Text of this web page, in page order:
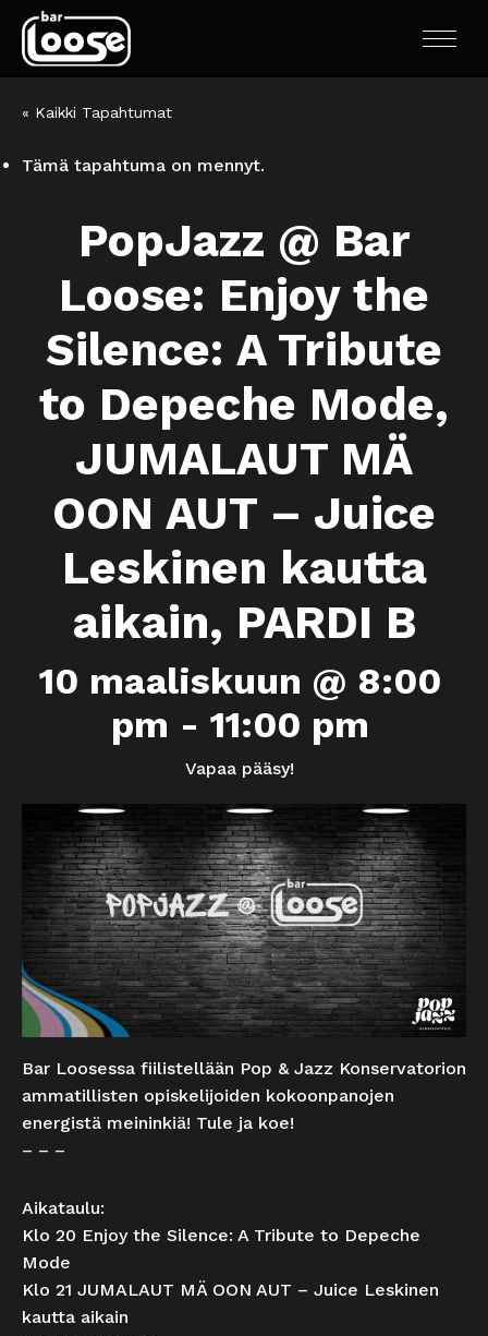
« Kaikki Tapahtumat
Tämä tapahtuma on mennyt.
PopJazz @ Bar
Loose: Enjoy the
Silence: A Tribute
to Depeche Mode,
JUMALAUT MÄ
OON AUT – Juice
Leskinen kautta
aikain, PARDI B
10 maaliskuun @ 8:00
pm - 11:00 pm
Vapaa pääsy!
Bar Loosessa fiilistellään Pop & Jazz Konservatorion
ammatillisten opiskelijoiden kokoonpanojen
energistä meininkiä! Tule ja koe!
– – –
Aikataulu:
Klo 20 Enjoy the Silence: A Tribute to Depeche
Mode
Klo 21 JUMALAUT MÄ OON AUT – Juice Leskinen
kautta aikain